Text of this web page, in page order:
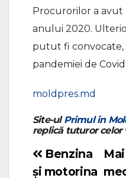
Procurorilor a avut
anului 2020.
putut fi convocate,
pandemiei de
moldpres.md
Site-ulPrimul in
replică tuturor celor
Navigare
Benzina
și motorina